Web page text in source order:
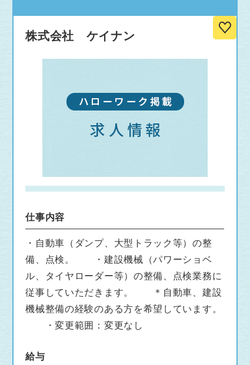
株式会社 ケイナン
仕事内容
・自動車（ダンプ、大型トラック等）の整
備、点検。 ・建設機械（パワーショベ
ル、タイヤローダー等）の整備、点検業務に
従事していただきます。 ＊自動車、建設
機械整備の経験のある方を希望しています。
・変更範囲：変更なし
給与